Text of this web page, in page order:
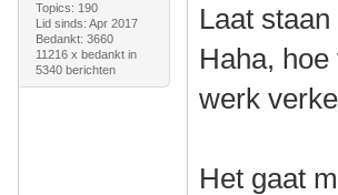
Topics: 190
Lid sinds: Apr 2017
Bedankt: 3660
11216 x bedankt in
5340 berichten
Laat
Haha,
werk
Het gaat